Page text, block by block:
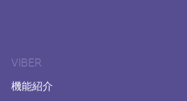
VIBER
機能紹介